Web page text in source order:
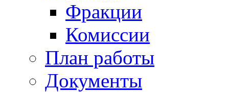
Фракции
Комиссии
План работы
Документы